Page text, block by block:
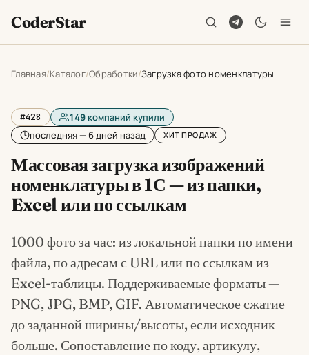
CoderStar
Главная Каталог Обработки Загрузка фото номенклатуры
#428 149компаний купили
последняя — 6 дней назад
ХИТ ПРОДАЖ
Массовая загрузка изображений
номенклатуры в 1С — из папки,
Excel или по ссылкам
1000 фото за час: из локальной папки по имени
файла, по адресам с URL или по ссылкам из
Excel-таблицы. Поддерживаемые форматы —
PNG, JPG, BMP, GIF. Автоматическое сжатие
до заданной ширины/высоты, если исходник
больше. Сопоставление по коду, артикулу,